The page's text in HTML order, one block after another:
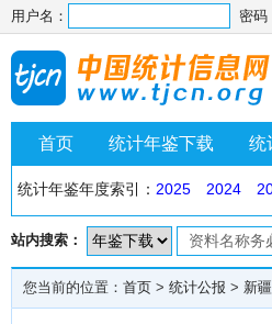
用户名： 密码
首页 统计年鉴下载 统
统计年鉴年度索引： 2025 2024
站内搜索：
您当前的位置： 首页 > 统计公报 > 新疆